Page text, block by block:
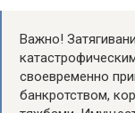
Важно!
своевременно
банкротством,